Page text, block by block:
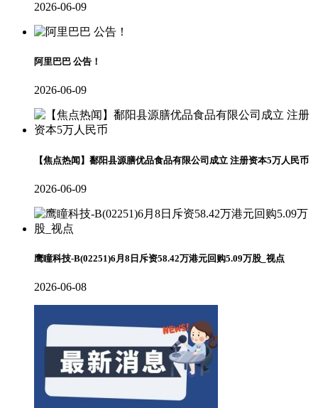
2026-06-09
阿里巴巴 公告！
2026-06-09
【焦点热闻】鄱阳县源膳优品食品有限公司成立 注册资本5万人民币
2026-06-09
鹰瞳科技-B(02251)6月8日斥资58.42万港元回购5.09万股_视点
2026-06-08